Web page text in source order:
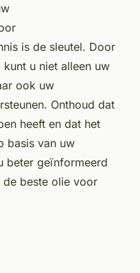
is de sleutel. Door
u niet alleen uw
ook uw
Onthoud dat
heeft en dat het
basis van uw
beter geïnformeerd
de beste olie voor